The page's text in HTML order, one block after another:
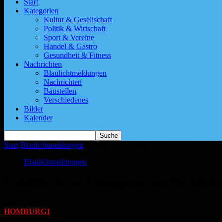
Start
Kategorien
Kultur & Gesellschaft
Politik & Wirtschaft
Sport & Vereine
Handel & Gastro
Gesundheit & Fitness
Nachrichten
Blaulichtmeldungen
Nachrichten
Baustellen
Verschiedenes
Bilder
Kalender
Start Blaulichtmeldungen
Blaulichtmeldungen
HOMBURG1